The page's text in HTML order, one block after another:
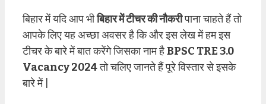
बिहार में यदि आप भीबिहार में टीचर की नौकरीपाना चाहते हैं तो
आपके लिए यह अच्छा अवसर है कि और इस लेख में हम इस
टीचर के बारे में बात करेंगे जिसका नाम हैBPSC TRE 3.0
Vacancy 2024तो चलिए जानते हैं पूरे विस्तार से इसके
बारे में |